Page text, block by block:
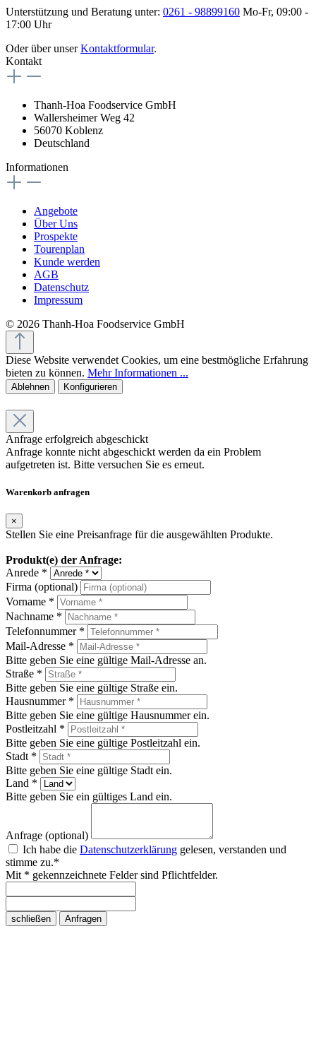
Unterstützung und Beratung unter: 0261 - 98899160 Mo-Fr, 09:00 -
17:00 Uhr
Oder über unserKontaktformular.
Kontakt
Thanh-Hoa Foodservice GmbH
Wallersheimer Weg 42
56070 Koblenz
Deutschland
Informationen
Angebote
Über Uns
Prospekte
Tourenplan
Kunde werden
AGB
Datenschutz
Impressum
© 2026 Thanh-Hoa Foodservice GmbH
Diese Website verwendet Cookies, um eine bestmögliche Erfahrung
bieten zu können. Mehr Informationen ...
Ablehnen Konfigurieren
Anfrage erfolgreich abgeschickt
Anfrage konnte nicht abgeschickt werden da ein Problem
aufgetreten ist. Bitte versuchen Sie es erneut.
Warenkorb anfragen
×
Stellen Sie eine Preisanfrage für die ausgewählten Produkte.
Produkt(e) der Anfrage:
Anrede *
Firma (optional)
Vorname *
Nachname *
Telefonnummer *
Mail-Adresse *
Bitte geben Sie eine gültige Mail-Adresse an.
Straße *
Bitte geben Sie eine gültige Straße ein.
Hausnummer *
Bitte geben Sie eine gültige Hausnummer ein.
Postleitzahl *
Bitte geben Sie eine gültige Postleitzahl ein.
Stadt *
Bitte geben Sie eine gültige Stadt ein.
Land *
Bitte geben Sie ein gültiges Land ein.
Anfrage (optional)
Ich habe die Datenschutzerklärung gelesen, verstanden und
stimme zu.*
Mit * gekennzeichnete Felder sind Pflichtfelder.
schließen Anfragen